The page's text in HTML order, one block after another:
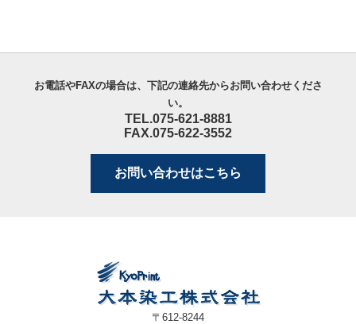
お電話やFAXの場合は、下記の連絡先からお問い合わせくださ
い。
TEL.075-621-8881
FAX.075-622-3552
お問い合わせはこちら
〒612-8244